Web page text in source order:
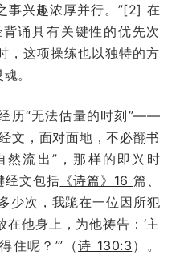
事兴趣浓厚并行。”[2] 在
诵具有关键性的优先次
，这项操练也以独特的方
。
历“无法估量的时刻”——
文，面对面地，不必翻书
然流出”，那样的即兴时
经文包括 《诗篇》16 篇、
少次，我跪在一位因所犯
他身上，为他祷告：‘主
住呢？’”（诗 130:3 ）。